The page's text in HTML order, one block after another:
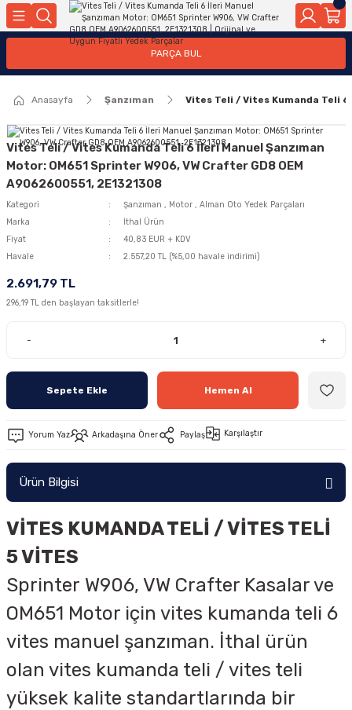
Geri Dön
Geri Dön
Geri Dön
Yakıt Pompası, Yakıt Hatları
Motor Elektrik
Ateşleme Buji Bobin Buji Kablosu
Alternatör Marş Motoru
Geri Dön
Geri Dön
Geri Dön
Kollar
Geri Dön
Geri Dön
Ön Arka
Geri Dön
PARÇA BUL
Anasayfa Şanzıman Vites Teli / Vites Kumanda Teli 6
Vites Teli / Vites Kumanda Teli 6 İleri Manuel Şanzıman
Motor: OM651 Sprinter W906, VW Crafter GD8 OEM
A9062600551, 2E1321308
Kategori Şanzıman , Motor , Alman Oto Yedek Parçaları
Marka
İthal Ürün
Fiyat
40,83 EUR + KDV
Havale
2.557,20 TL (%5,00 havale indirimi)
2.691,79 TL
296,19 TL den başlayan taksitlerle!
- +
Sepete Ekle Hemen Al
Yorum Yaz Arkadaşına Öner Paylaş Karşılaştır
Ürün Bilgisi
VİTES KUMANDA TELİ / VİTES TELİ
5 VİTES
Sprinter W906, VW Crafter Kasalar ve
OM651 Motor için vites kumanda teli 6
vites manuel şanzıman. İthal ürün
olan vites kumanda teli / vites teli
yüksek kalite standartlarında bir